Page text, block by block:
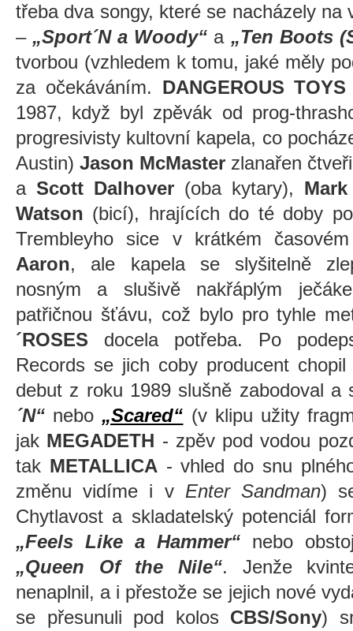
třeba dva songy, které se nacházely na
– „Sport´N a Woody“ a „Ten Boots
tvorbou (vzhledem k tomu, jaké měly
za očekáváním. DANGEROUS TOYS
1987, když byl zpěvák od prog-
progresivisty kultovní kapela, co
Austin) Jason McMaster zlanařen
a Scott Dalhover (oba kytary),
Watson (bicí), hrajících do té doby
Trembleyho sice v krátkém
Aaron, ale kapela se slyšitelně
nosným a slušivě nakřáplým
patřičnou šťávu, což bylo pro tyhle
´ROSES docela potřeba. Po
Records se jich coby producent
debut z roku 1989 slušně zabodoval a
´N“ nebo „Scared“ (v klipu užity
jak MEGADETH - zpěv pod vodou
tak METALLICA- vhled do snu
změnu vidíme i v Enter Sandman)
Chytlavost a skladatelský potenciál
„Feels Like a Hammer“ nebo
„Queen Of the Nile“. Jenže
nenaplnil, a i přestože se jejich nové
se přesunuli pod kolos CBS/Sony)